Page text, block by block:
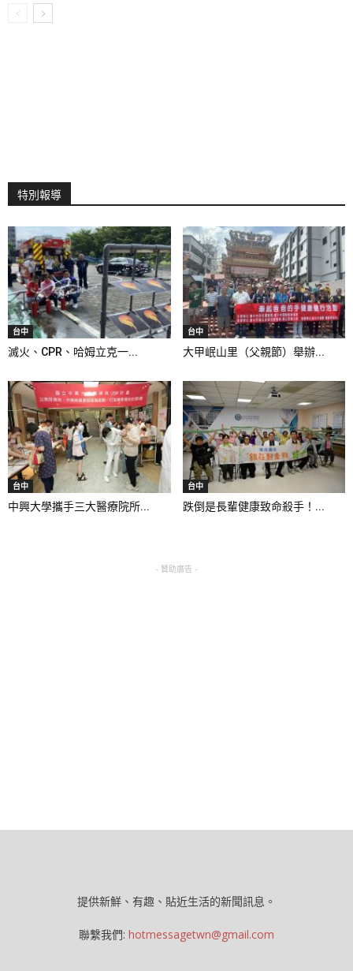
特別報導
台中
滅火、CPR、哈姆立克一...
台中
大甲岷山里（父親節）舉辦...
台中
中興大學攜手三大醫療院所...
台中
跌倒是長輩健康致命殺手！...
- 贊助廣告 -
提供新鮮、有趣、貼近生活的新聞訊息。
聯繫我們: hotmessagetwn@gmail.com